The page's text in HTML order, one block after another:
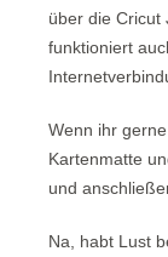
über die Cricut
funktioniert
Wenn ihr
Kartenmatte
und
Na, habt Lust